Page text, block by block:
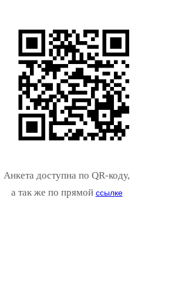
Анкета доступна по QR-коду,
а так же по прямой ссылке